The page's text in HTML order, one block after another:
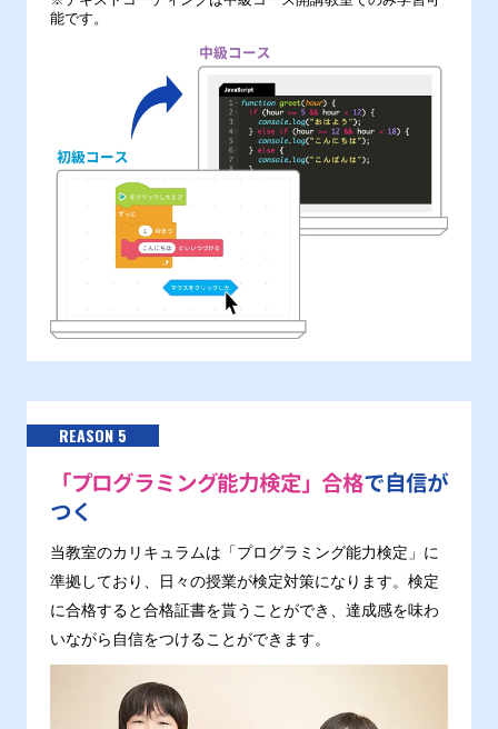
能です。
REASON 5
「プログラミング能力検定」合格で自信が
つく
当教室のカリキュラムは「プログラミング能力検定」に
準拠しており、日々の授業が検定対策になります。検定
に合格すると合格証書を貰うことができ、達成感を味わ
いながら自信をつけることができます。